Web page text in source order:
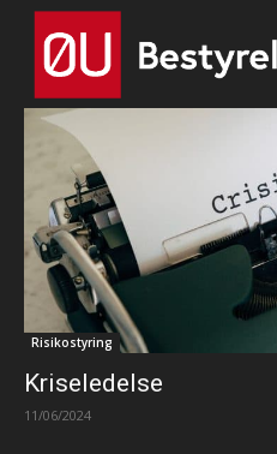
Risikostyring
Kriseledelse
11/06/2024